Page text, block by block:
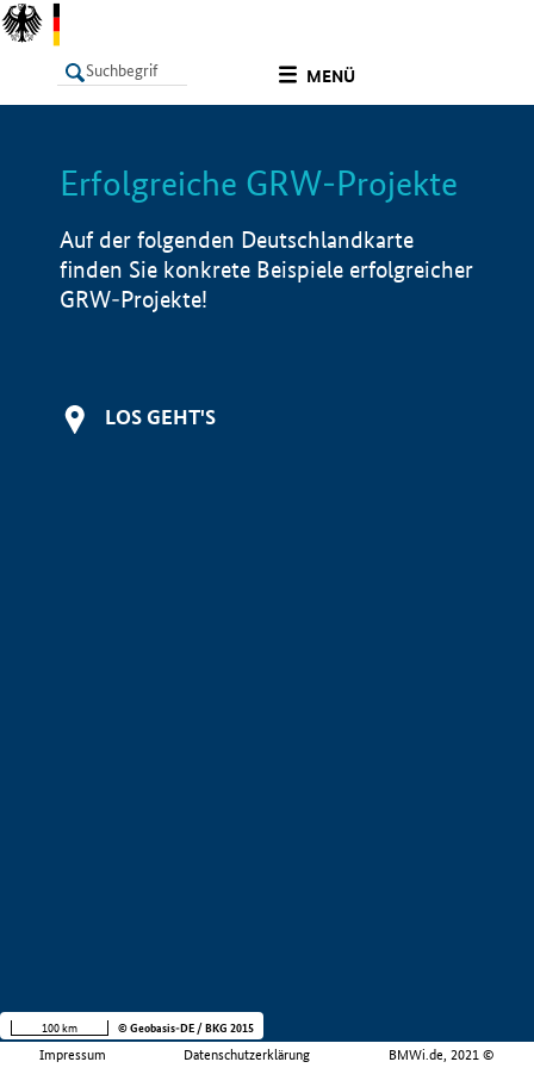
MENÜ
LISTE Info
Erfolgreiche GRW-Projekte
Auf der folgenden Deutschlandkarte
finden Sie konkrete Beispiele erfolgreicher
GRW-Projekte!
LOS GEHT'S
Impressum Datenschutzerklärung BMWi.de, 2021 ©
100 km © Geobasis-DE / BKG 2015